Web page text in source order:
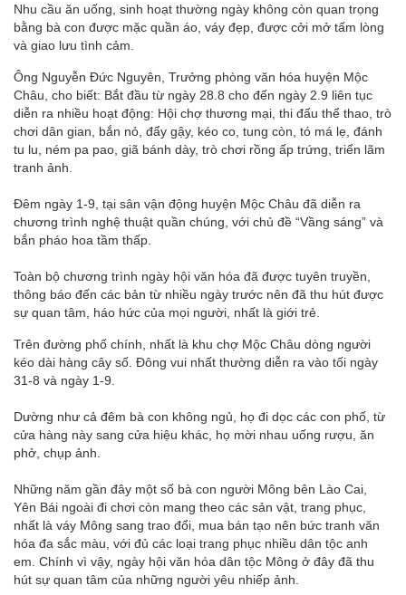
Nhu cầu ăn uống, sinh hoạt thường ngày không còn quan trọng
bằng bà con được mặc quần áo, váy đẹp, được cởi mở tấm lòng
và giao lưu tình cảm.
Ông Nguyễn Đức Nguyên, Trưởng phòng văn hóa huyện Mộc
Châu, cho biết: Bắt đầu từ ngày 28.8 cho đến ngày 2.9 liên tục
diễn ra nhiều hoạt động: Hội chợ thương mại, thi đấu thể thao, trò
chơi dân gian, bắn nỏ, đẩy gậy, kéo co, tung còn, tó má lẹ, đánh
tu lu, ném pa pao, giã bánh dày, trò chơi rồng ấp trứng, triển lãm
tranh ảnh.
Đêm ngày 1-9, tại sân vận động huyện Mộc Châu đã diễn ra
chương trình nghệ thuật quần chúng, với chủ đề “Vầng sáng” và
bắn pháo hoa tầm thấp.
Toàn bộ chương trình ngày hội văn hóa đã được tuyên truyền,
thông báo đến các bản từ nhiều ngày trước nên đã thu hút được
sự quan tâm, háo hức của mọi người, nhất là giới trẻ.
Trên đường phố chính, nhất là khu chợ Mộc Châu dòng người
kéo dài hàng cây số. Đông vui nhất thường diễn ra vào tối ngày
31-8 và ngày 1-9.
Dường như cả đêm bà con không ngủ, họ đi dọc các con phố, từ
cửa hàng này sang cửa hiệu khác, họ mời nhau uống rượu, ăn
phở, chụp ảnh.
Những năm gần đây một số bà con người Mông bên Lào Cai,
Yên Bái ngoài đi chơi còn mang theo các sản vật, trang phục,
nhất là váy Mông sang trao đổi, mua bán tạo nên bức tranh văn
hóa đa sắc màu, với đủ các loại trang phục nhiều dân tộc anh
em. Chính vì vậy, ngày hội văn hóa dân tộc Mông ở đây đã thu
hút sự quan tâm của những người yêu nhiếp ảnh.